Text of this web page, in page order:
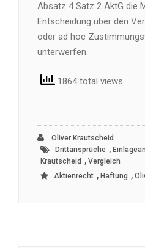
Absatz 4 Satz 2 AktG die
Entscheidung über den
oder ad hoc
unterwerfen.
1864 total views
Oliver Krautscheid
Drittansprüche ,
Krautscheid , Vergleich
Aktienrecht , Haftung ,